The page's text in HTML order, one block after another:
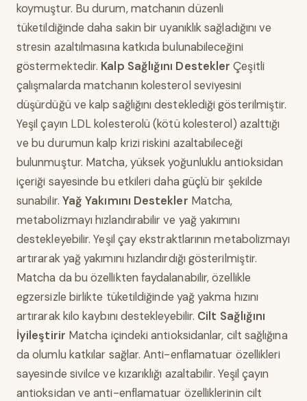
koymuştur. Bu durum, matchanın düzenli
tüketildiğinde daha sakin bir uyanıklık sağladığını ve
stresin azaltılmasına katkıda bulunabileceğini
göstermektedir. Kalp Sağlığını Destekler Çeşitli
çalışmalarda matchanın kolesterol seviyesini
düşürdüğü ve kalp sağlığını desteklediği gösterilmiştir.
Yeşil çayın LDL kolesterolü (kötü kolesterol) azalttığı
ve bu durumun kalp krizi riskini azaltabileceği
bulunmuştur. Matcha, yüksek yoğunluklu antioksidan
içeriği sayesinde bu etkileri daha güçlü bir şekilde
sunabilir. Yağ Yakımını Destekler Matcha,
metabolizmayı hızlandırabilir ve yağ yakımını
destekleyebilir. Yeşil çay ekstraktlarının metabolizmayı
artırarak yağ yakımını hızlandırdığı gösterilmiştir.
Matcha da bu özellikten faydalanabilir, özellikle
egzersizle birlikte tüketildiğinde yağ yakma hızını
artırarak kilo kaybını destekleyebilir. Cilt Sağlığını
İyileştirir Matcha içindeki antioksidanlar, cilt sağlığına
da olumlu katkılar sağlar. Anti-enflamatuar özellikleri
sayesinde sivilce ve kızarıklığı azaltabilir. Yeşil çayın
antioksidan ve anti-enflamatuar özelliklerinin cilt